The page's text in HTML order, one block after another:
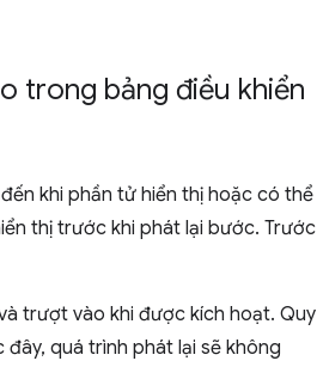
trong bảng điều khiển
khi phần tử hiển thị hoặc có thể
thị trước khi phát lại bước. Trước
trượt vào khi được kích hoạt. Quy
quá trình phát lại sẽ không